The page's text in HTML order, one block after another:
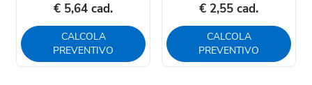
€ 5,64 cad.
CALCOLA
PREVENTIVO
€ 2,55 cad.
CALCOLA
PREVENTIVO